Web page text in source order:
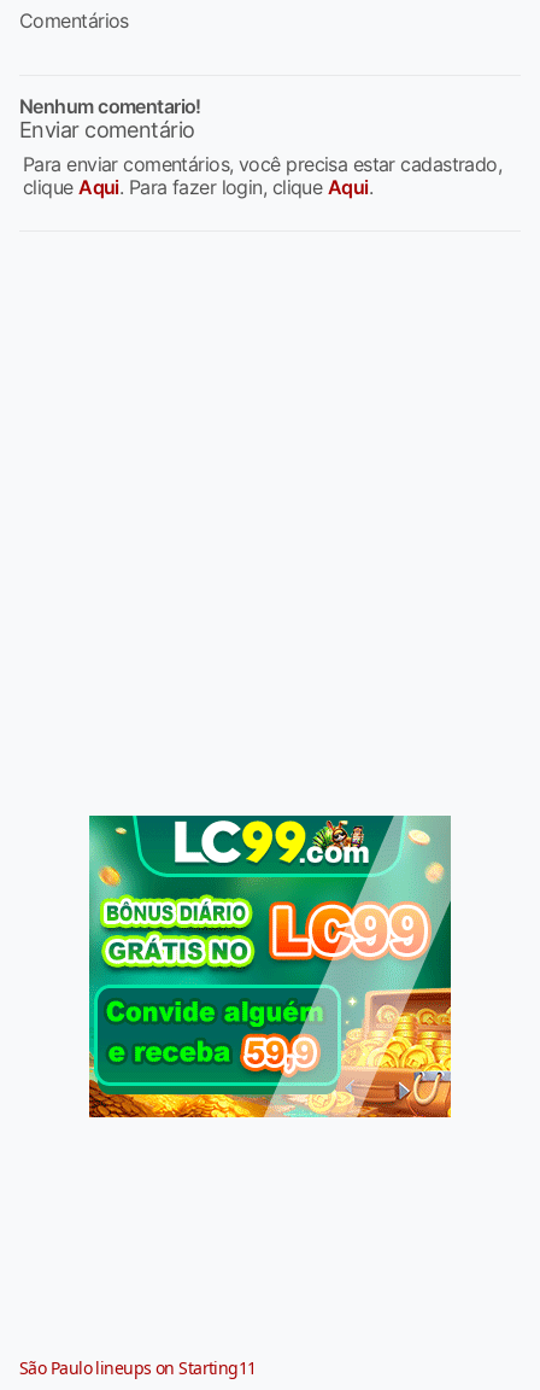
Comentários
Nenhum comentario!
Enviar comentário
Para enviar comentários, você precisa estar cadastrado,
cliqueAqui. Para fazer login, clique Aqui.
São Paulo lineups on Starting11